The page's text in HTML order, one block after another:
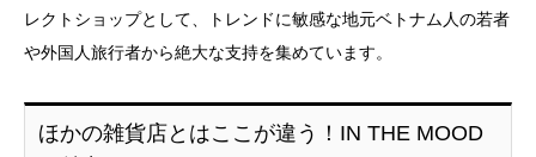
レクトショップとして、トレンドに敏感な地元ベトナム人の若者
や外国人旅行者から絶大な支持を集めています。
ほかの雑貨店とはここが違う！IN THE MOOD